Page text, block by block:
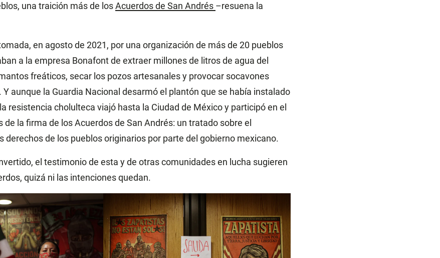
una traición más de losAcuerdos de San Andrés –resuena la
en agosto de 2021, por una organización de más de 20 pueblos
a la empresa Bonafont de extraer millones de litros de agua del
freáticos, secar los pozos artesanales y provocar socavones
aunque la Guardia Nacional desarmó el plantón que se había instalado
resistencia cholulteca viajó hasta la Ciudad de México y participó en el
de la firma de los Acuerdos de San Andrés: un tratado sobre el
derechos de los pueblos originarios por parte del gobierno mexicano.
el testimonio de esta y de otras comunidades en lucha sugieren
quizá ni las intenciones quedan.